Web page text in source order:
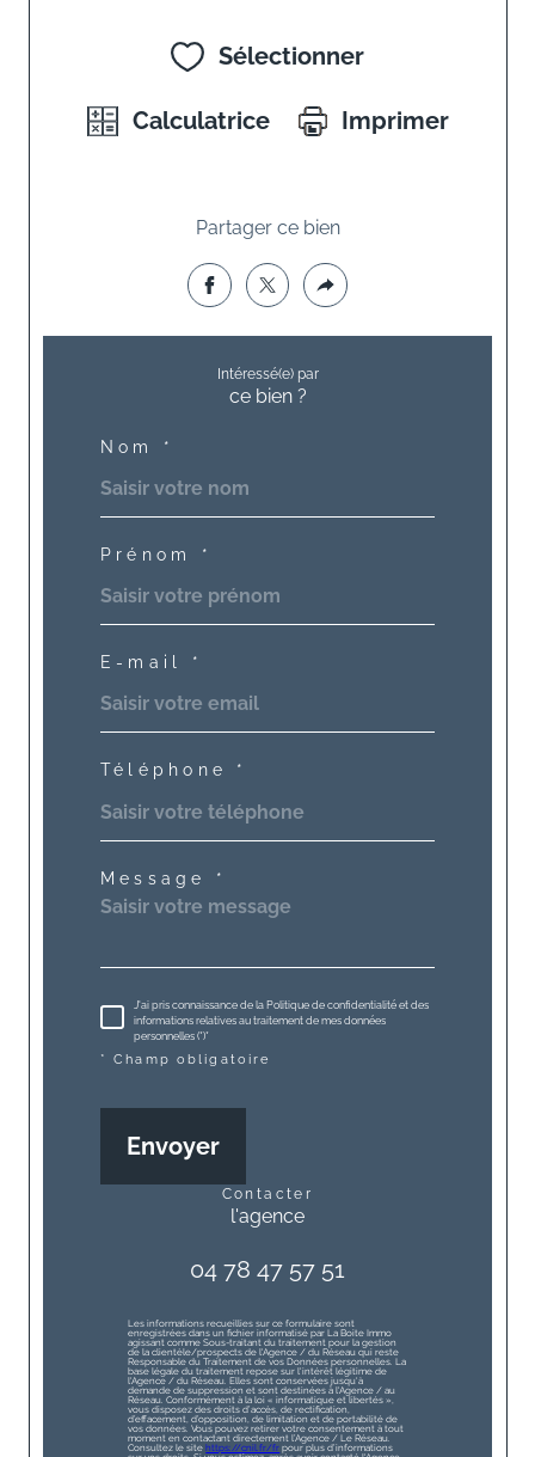
Sélectionner
Calculatrice Imprimer
Partager ce bien
Intéressé(e) par
ce bien ?
Nom *
Prénom *
E-mail *
Téléphone *
Message *
J'ai pris connaissance de la Politique de confidentialité et des
informations relatives au traitement de mes données
personnelles (*)*
* Champ obligatoire
Envoyer
contacter
l'agence
04 78 47 57 51
Les informations recueillies sur ce formulaire sont
enregistrées dans un fichier informatisé par La Boite Immo
agissant comme Sous-traitant du traitement pour la gestion
de la clientèle/prospects de l'Agence / du Réseau qui reste
Responsable du Traitement de vos Données personnelles. La
base légale du traitement repose sur l'intérêt légitime de
l'Agence / du Réseau. Elles sont conservées jusqu'à
demande de suppression et sont destinées à l'Agence / au
Réseau. Conformément à la loi « informatique et libertés »,
vous disposez des droits d’accès, de rectification,
d’effacement, d’opposition, de limitation et de portabilité de
vos données. Vous pouvez retirer votre consentement à tout
moment en contactant directement l’Agence / Le Réseau.
Consultez le sitehttps://cnil.fr/fr pour plus d’informations